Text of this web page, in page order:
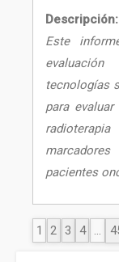
Descripción:
Este
tecnologías
para
pacientes
1 2 3 4 ...